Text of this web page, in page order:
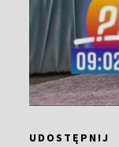
UDOSTĘPNIJ